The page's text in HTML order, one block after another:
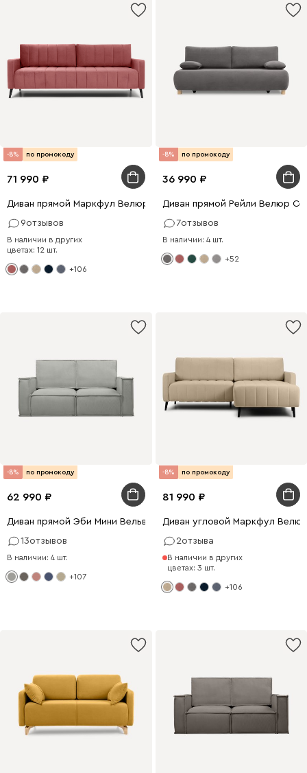
-8% по промокоду
71 990
Диван прямой Маркфул Велюр Розовый
9отзывов
В наличии в других
цветах: 12 шт.
+106
-8% по промокоду
36 990
Диван прямой Рейли Велюр
7отзывов
В наличии: 4 шт.
+52
-8% по промокоду
62 990
Диван прямой Эби Мини Вельвет Светло-серый
13отзывов
В наличии: 4 шт.
+107
-8% по промокоду
81 990
Диван угловой Маркфул
2отзыва
В наличии в других
цветах: 3 шт.
+106